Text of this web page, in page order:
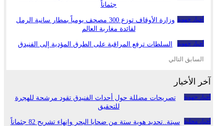
جثماناً
أخبار جهوية
وزارة الأوقاف توزع 300 مصحف يومياً بمطار سانية الرمل
لفائدة مغاربة العالم
أخبار جهوية السلطات ترفع المراقبة على الطرق المؤدية إلى الفنيدق
السابق التالي
آخر الأخبار
أخبار جهوية
تصريحات مضللة حول أحداث الفنيدق تقود مرشحة للهجرة
للتحقيق
أخبار محلية سبتة..تحديد هوية ستة من ضحايا البحر وإنهاء تشريح 82 جثماناً